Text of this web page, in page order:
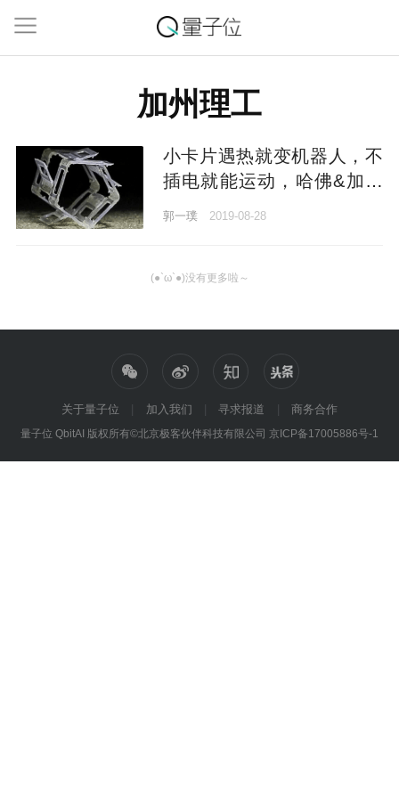
加州理工
小卡片遇热就变机器人，不
插电就能运动，哈佛&加州
理工新研究登上Nature子刊
郭一璞 2019-08-28
(●`ω`●)没有更多啦～
关于量子位 加入我们 寻求报道
商务合作
量子位 QbitAI 版权所有©北京极客伙伴科技有限公司 京ICP备17005886号-1